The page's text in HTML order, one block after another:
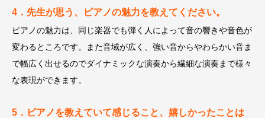
4．先生が思う、ピアノの魅力を教えてください。
ピアノの魅力は、同じ楽器でも弾く人によって音の響きや音色が
変わるところです。また音域が広く、強い音からやわらかい音ま
で幅広く出せるのでダイナミックな演奏から繊細な演奏まで様々
な表現ができます。
5．ピアノを教えていて感じること、嬉しかったことは